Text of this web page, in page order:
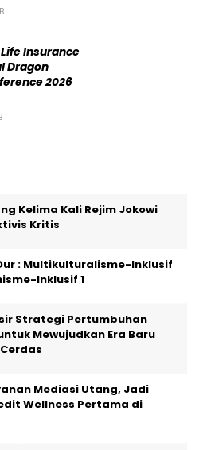
Insurance
Dragon
2026
Kelima Kali Rejim Jokowi
Kritis
: Multikulturalisme-Inklusif
Inklusif 1
Strategi Pertumbuhan
Mewujudkan Era Baru
Mediasi Utang, Jadi
Wellness Pertama di